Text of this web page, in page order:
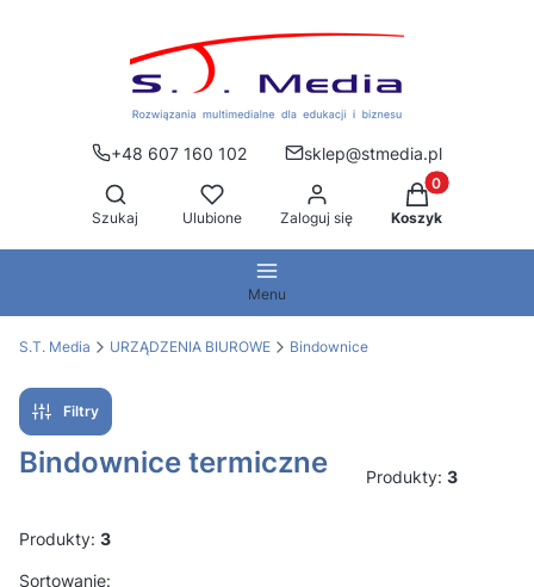
+48 607 160 102
sklep@stmedia.pl
Otwórz wyszukiwarkę
Szukaj Ulubione Zaloguj się
Produkty w
Koszyk
Menu
S.T. Media URZĄDZENIA BIUROWE Bindownice
Filtry
Bindownice termiczne Produkty: 3
Produkty: 3
Sortowanie: